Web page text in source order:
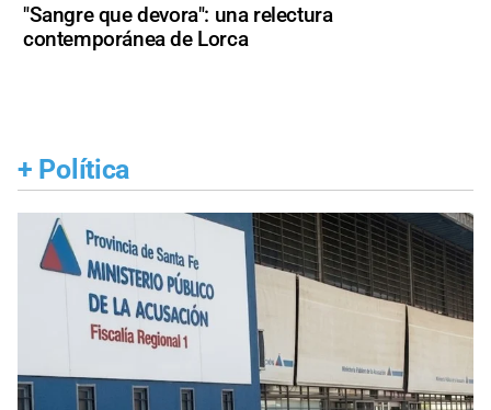
"Sangre que devora": una relectura
contemporánea de Lorca
+ Política